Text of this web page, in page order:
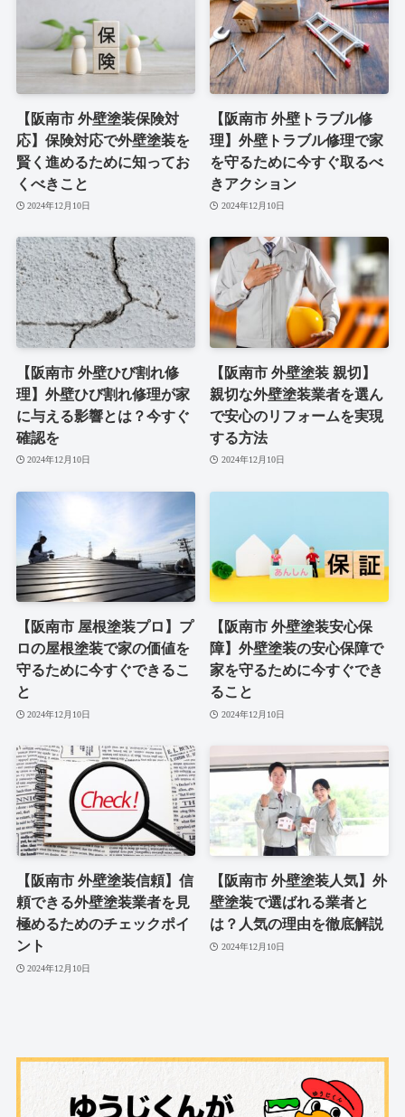
【阪南市 外壁塗装保険対
応】保険対応で外壁塗装を
賢く進めるために知ってお
くべきこと
2024年12月10日
【阪南市 外壁トラブル修
理】外壁トラブル修理で家
を守るために今すぐ取るべ
きアクション
2024年12月10日
【阪南市 外壁ひび割れ修
理】外壁ひび割れ修理が家
に与える影響とは？今すぐ
確認を
2024年12月10日
【阪南市 外壁塗装 親切】
親切な外壁塗装業者を選ん
で安心のリフォームを実現
する方法
2024年12月10日
【阪南市 屋根塗装プロ】プ
ロの屋根塗装で家の価値を
守るために今すぐできるこ
と
2024年12月10日
【阪南市 外壁塗装安心保
障】外壁塗装の安心保障で
家を守るために今すぐでき
ること
2024年12月10日
【阪南市 外壁塗装信頼】信
頼できる外壁塗装業者を見
極めるためのチェックポイ
ント
2024年12月10日
【阪南市 外壁塗装人気】外
壁塗装で選ばれる業者と
は？人気の理由を徹底解説
2024年12月10日